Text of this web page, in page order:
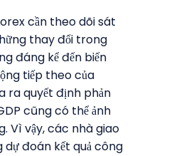
cần theo dõi sát
thay đổi trong
đáng kể đến biến
tiếp theo của
ra quyết định phản
cũng có thể ảnh
Vì vậy, các nhà giao
dự đoán kết quả công